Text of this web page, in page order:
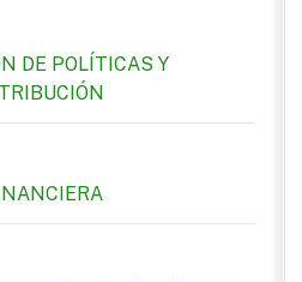
DE POLÍTICAS Y